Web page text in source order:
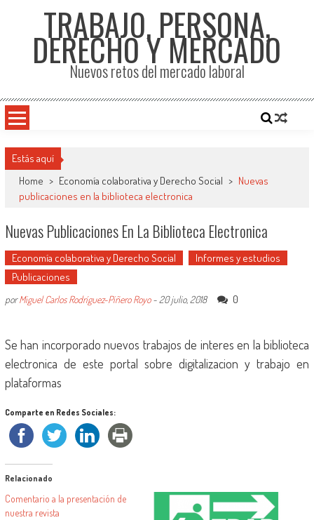
TRABAJO, PERSONA,
DERECHO Y MERCADO
Nuevos retos del mercado laboral
Estás aquí
Home > Economía colaborativa y Derecho Social > Nuevas
publicaciones en la biblioteca electronica
Nuevas Publicaciones En La Biblioteca Electronica
Economía colaborativa y Derecho Social
Informes y estudios
Publicaciones
porMiguel Carlos Rodríguez-Piñero Royo- 20 julio, 2018 0
Se han incorporado nuevos trabajos de interes en la biblioteca
electronica de este portal sobre digitalizacion y trabajo en
plataformas
Comparte en Redes Sociales:
Relacionado
Comentario a la presentación de
nuestra revista